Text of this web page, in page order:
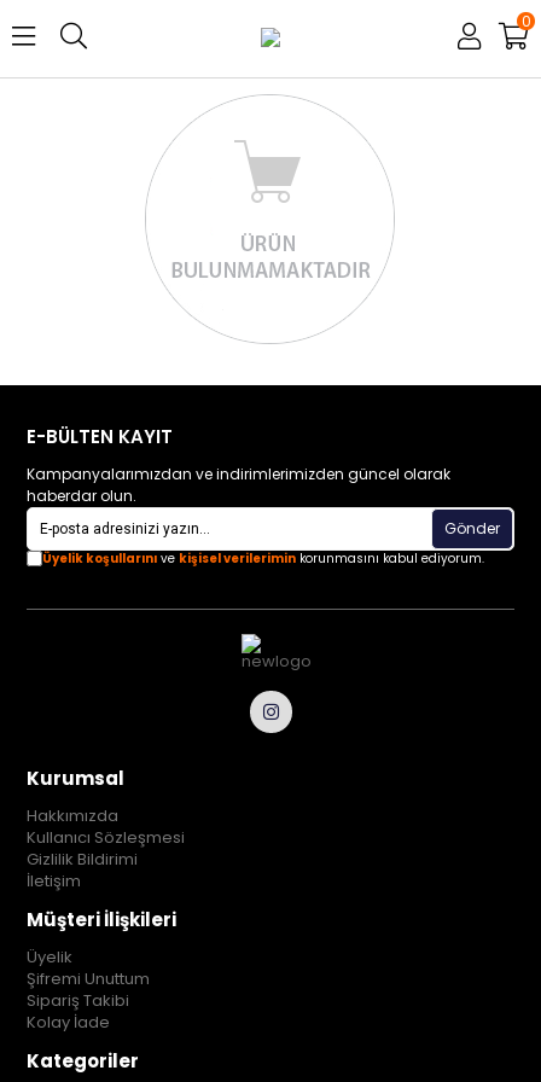
0
E-BÜLTEN KAYIT
Kampanyalarımızdan ve indirimlerimizden güncel olarak
haberdar olun.
Gönder
Üyelik koşullarını ve kişisel verilerimin korunmasını kabul ediyorum.
Kurumsal
Hakkımızda
Kullanıcı Sözleşmesi
Gizlilik Bildirimi
İletişim
Müşteri İlişkileri
Üyelik
Şifremi Unuttum
Sipariş Takibi
Kolay İade
Kategoriler